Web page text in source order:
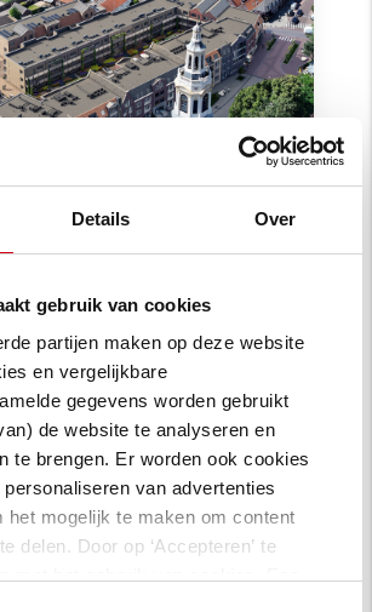
Details Over
gebruik van cookies
partijen maken op deze website
en vergelijkbare
gegevens worden gebruikt
de website te analyseren en
te brengen. Er worden ook cookies
van advertenties
het mogelijk te maken om content
delen. Door op ‘Accepteren’ te
de Toren: 104
ontwikkeling van 104
in het centrum van Nijkerk met
stadswoningen en sociale